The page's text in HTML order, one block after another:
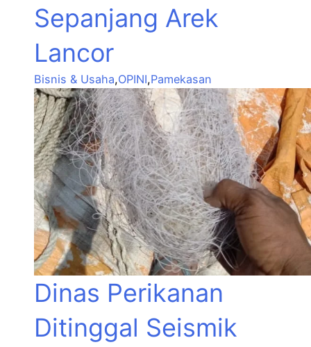
Sepanjang Arek
Lancor
Bisnis & Usaha,OPINI,Pamekasan
Dinas Perikanan
Ditinggal Seismik